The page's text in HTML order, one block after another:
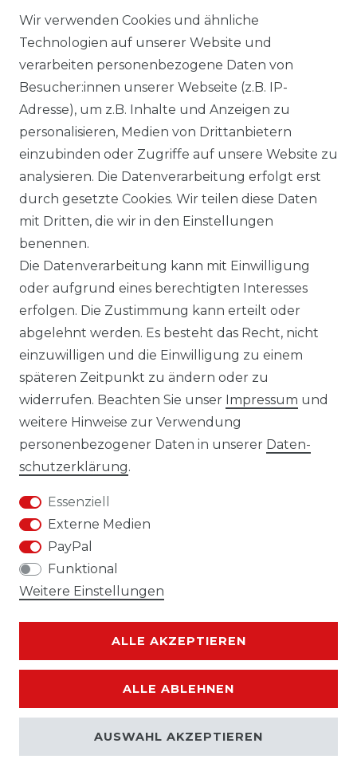
Ausgezeichneter Service
Versandbedingungen
14 Tage Rückgaberecht
Impressum Daten­schutz­erklärung
VERTRAG WIDERRUFEN
© Copyright 2026 | Alle Rechte vorbehalten.
Wir verwenden Cookies und ähnliche
Technologien auf unserer Website und
verarbeiten personenbezogene Daten von
Besucher:innen unserer Webseite (z.B. IP-
Adresse), um z.B. Inhalte und Anzeigen zu
personalisieren, Medien von Drittanbietern
einzubinden oder Zugriffe auf unsere Website zu
analysieren. Die Datenverarbeitung erfolgt erst
durch gesetzte Cookies. Wir teilen diese Daten
mit Dritten, die wir in den Einstellungen
benennen.
Die Datenverarbeitung kann mit Einwilligung
oder aufgrund eines berechtigten Interesses
erfolgen. Die Zustimmung kann erteilt oder
abgelehnt werden. Es besteht das Recht, nicht
einzuwilligen und die Einwilligung zu einem
späteren Zeitpunkt zu ändern oder zu
widerrufen. Beachten Sie unser Impressum und
weitere Hinweise zur Verwendung
personenbezogener Daten in unserer Daten­
schutz­erklärung.
Essenziell
Externe Medien
PayPal
Funktional
Weitere Einstellungen
ALLE AKZEPTIEREN
ALLE ABLEHNEN
AUSWAHL AKZEPTIEREN